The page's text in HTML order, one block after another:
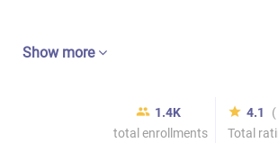
Show more
1.4K
total enrollments
4.1
Total